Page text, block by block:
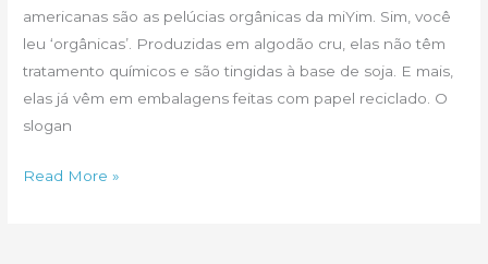
americanas são as pelúcias orgânicas da miYim. Sim, você
leu ‘orgânicas’. Produzidas em algodão cru, elas não têm
tratamento químicos e são tingidas à base de soja. E mais,
elas já vêm em embalagens feitas com papel reciclado. O
slogan
Brinquedoteca
Read More »